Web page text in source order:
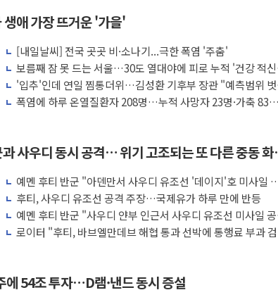
애 가장 뜨거운 '가을'
[내일날씨] 전국 곳곳 비·소나기...극한 폭염 '주춤'
보름째 잠 못 드는 서울…30도 열대야에 피로 누적 '건강 적신
호'
'입추'인데 연일 찜통더위…김성환 기후부 장관 "예측범위
나도 즉시대응"
폭염에 하루 온열질환자 208명…누적 사망자 23명·가축 83만
사우디 동시 공격… 위기 고조되는 또 다른 중동 화
예멘 후티 반군 "아덴만서 사우디 유조선 '데이지'호 미사일
격"
후티, 사우디 유조선 공격 주장…국제유가 하루 만에 반등
예멘 후티 반군 "사우디 얀부 인근서 사우디 유조선 미사일 공
격"
로이터 "후티, 바브엘만데브 해협 통과 선박에 통행료 부과 검
에 54조 투자…D램·낸드 동시 증설